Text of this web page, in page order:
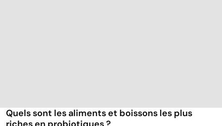
Quels sont les aliments et boissons les plus